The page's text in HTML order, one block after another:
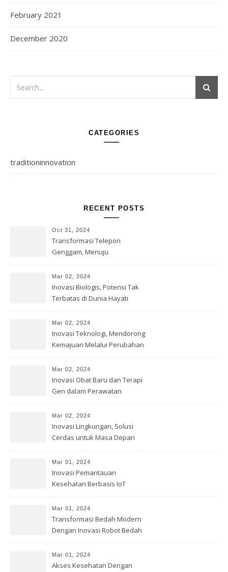
February 2021
December 2020
CATEGORIES
traditioninnovation
RECENT POSTS
Oct 31, 2024
Transformasi Telepon
Genggam, Menuju
Mar 02, 2024
Inovasi Biologis, Potensi Tak
Terbatas di Dunia Hayati
Mar 02, 2024
Inovasi Teknologi, Mendorong
Kemajuan Melalui Perubahan
Mar 02, 2024
Inovasi Obat Baru dan Terapi
Gen dalam Perawatan
Mar 02, 2024
Inovasi Lingkungan, Solusi
Cerdas untuk Masa Depan
Mar 01, 2024
Inovasi Pemantauan
Kesehatan Berbasis IoT
Mar 01, 2024
Transformasi Bedah Modern
Dengan Inovasi Robot Bedah
Mar 01, 2024
Akses Kesehatan Dengan